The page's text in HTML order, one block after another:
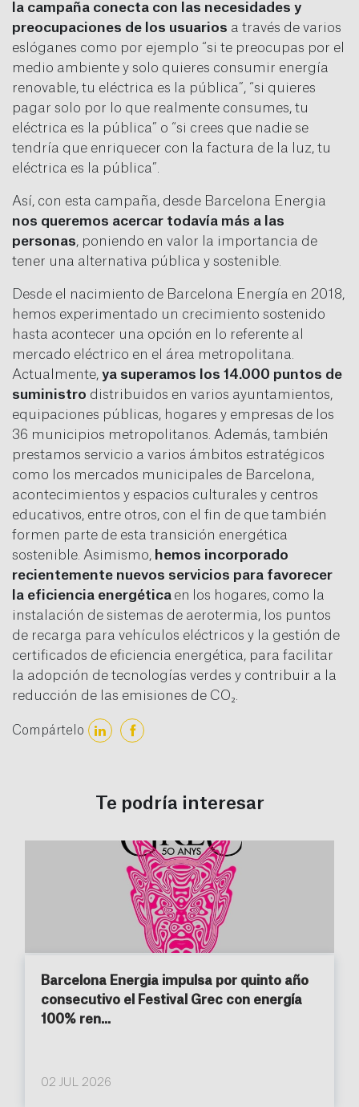
la campaña conecta con las necesidades y
preocupaciones de los usuarios a través de varios
eslóganes como por ejemplo “si te preocupas por el
medio ambiente y solo quieres consumir energía
renovable, tu eléctrica es la pública”, “si quieres
pagar solo por lo que realmente consumes, tu
eléctrica es la pública” o “si crees que nadie se
tendría que enriquecer con la factura de la luz, tu
eléctrica es la pública”.
Así, con esta campaña, desde Barcelona Energia
nos queremos acercar todavía más a las
personas, poniendo en valor la importancia de
tener una alternativa pública y sostenible.
Desde el nacimiento de Barcelona Energía en 2018,
hemos experimentado un crecimiento sostenido
hasta acontecer una opción en lo referente al
mercado eléctrico en el área metropolitana.
Actualmente, ya superamos los 14.000 puntos de
suministro distribuidos en varios ayuntamientos,
equipaciones públicas, hogares y empresas de los
36 municipios metropolitanos. Además, también
prestamos servicio a varios ámbitos estratégicos
como los mercados municipales de Barcelona,
acontecimientos y espacios culturales y centros
educativos, entre otros, con el fin de que también
formen parte de esta transición energética
sostenible. Asimismo, hemos incorporado
recientemente nuevos servicios para favorecer
la eficiencia energética en los hogares, como la
instalación de sistemas de aerotermia, los puntos
de recarga para vehículos eléctricos y la gestión de
certificados de eficiencia energética, para facilitar
la adopción de tecnologías verdes y contribuir a la
reducción de las emisiones de CO₂.
Compártelo
Te podría interesar
Barcelona Energia impulsa por quinto año
consecutivo el Festival Grec con energía
100% ren...
02 JUL 2026